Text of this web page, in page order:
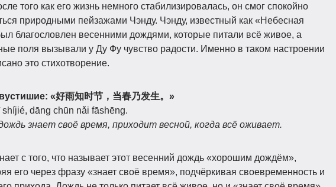
того как его жизнь немного стабилизировалась, он смог спокойно
природными пейзажами Чэнду. Чэнду, известный как «Небесная
благословлен весенними дождями, которые питали всё живое, а
поля вызывали у Ду Фу чувство радости. Именно в таком настроении
это стихотворение.
«好雨知时节，当春乃发生。»
shíjié, dāng chūn nǎi fāshēng.
знает своё время, приходит весной, когда всё оживает.
с того, что называет этот весенний дождь «хорошим дождём»,
его через фразу «знает своё время», подчёркивая своевременность и